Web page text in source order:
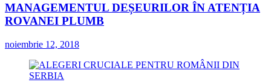
MANAGEMENTUL DEȘEURILOR ÎN ATENȚIA
ROVANEI PLUMB
noiembrie 12, 2018